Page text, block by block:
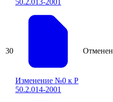
30
Изменение №0 к Р
50.2.014-2001
Отменен